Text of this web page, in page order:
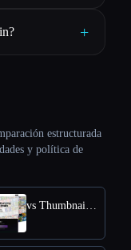
+
estructurada
y política de